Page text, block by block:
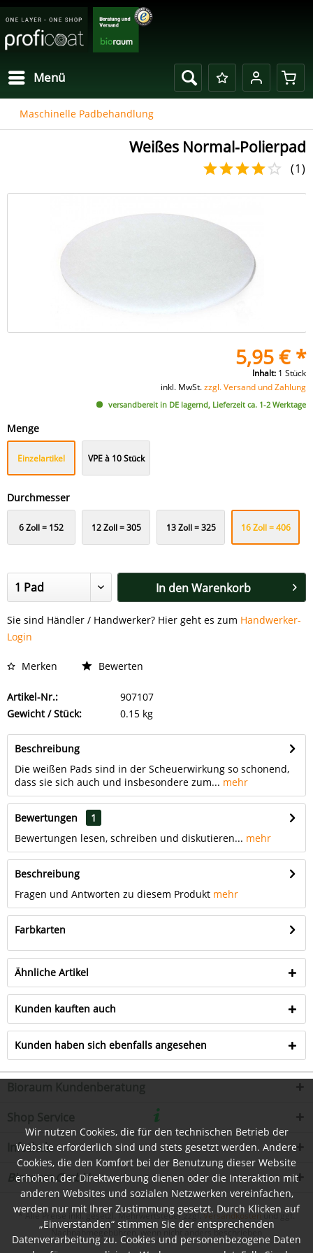
Menü
Maschinelle Padbehandlung
Weißes Normal-Polierpad
(1)
5,95 € *
Inhalt: 1 Stück
inkl. MwSt.zzgl. Versand und Zahlung
versandbereit in DE lagernd, Lieferzeit ca. 1-2 Werktage
Menge
Einzelartikel VPE à 10 Stück
Durchmesser
6 Zoll = 152 12 Zoll = 305 13 Zoll = 325 16 Zoll = 406
In denWarenkorb
Sie sind Händler / Handwerker? Hier geht es zum Handwerker-
Login
Merken Bewerten
Artikel-Nr.:
907107
Gewicht / Stück:
0.15 kg
Beschreibung
Die weißen Pads sind in der Scheuerwirkung so schonend,
dass sie sich auch und insbesondere zum... mehr
Bewertungen
1
Bewertungen lesen, schreiben und diskutieren... mehr
Beschreibung
Fragen und Antworten zu diesem Produkt mehr
Farbkarten
Ähnliche Artikel
Kunden kauften auch
Kunden haben sich ebenfalls angesehen
Infothek
Bioraum GmbH
* Alle Preise inkl. gesetzl. Mehrwertsteuer zzgl.Versandkostenund ggf.
Nachnahmegebühren, wenn nicht anders beschrieben
Wir nutzen Cookies, die für den technischen Betrieb der
Website erforderlich sind und stets gesetzt werden. Andere
Cookies, die den Komfort bei der Benutzung dieser Website
erhöhen, der Direktwerbung dienen oder die Interaktion mit
anderen Websites und sozialen Netzwerken vereinfachen,
werden nur mit Ihrer Zustimmung gesetzt. Durch Klicken auf
„Einverstanden“ stimmen Sie der entsprechenden
Datenverarbeitung zu. Cookies und personenbezogene Daten